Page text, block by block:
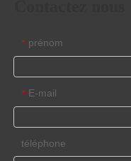
* prénom
* E-mail
téléphone